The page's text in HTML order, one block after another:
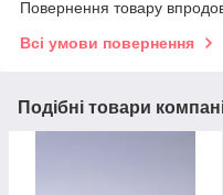
Повернення товару
Всі умови повернення
Подібні товари